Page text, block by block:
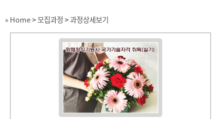
» Home>모집과정>과정상세보기